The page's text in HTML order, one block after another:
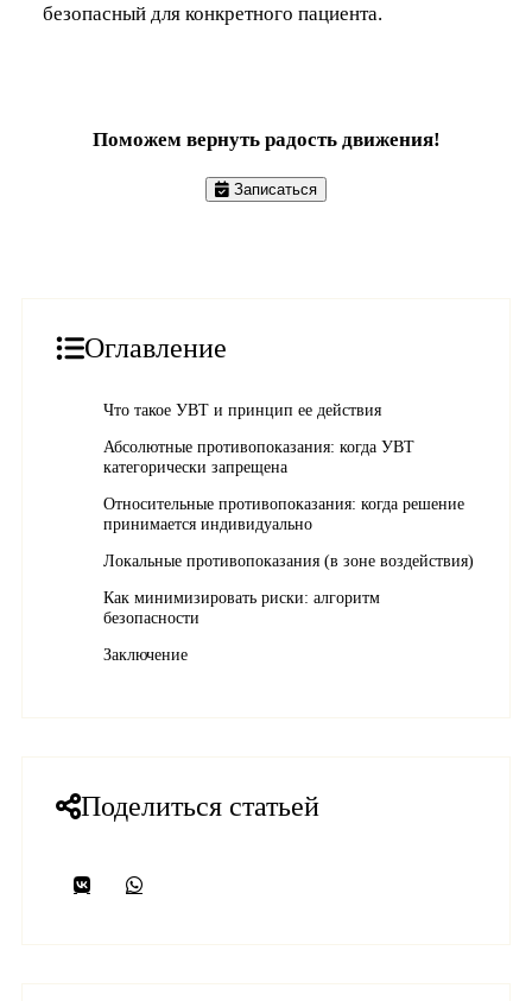
безопасный для конкретного пациента.
Поможем вернуть радость движения!
Записаться
Оглавление
Что такое УВТ и принцип ее действия
Абсолютные противопоказания: когда УВТ
категорически запрещена
Относительные противопоказания: когда решение
принимается индивидуально
Локальные противопоказания (в зоне воздействия)
Как минимизировать риски: алгоритм
безопасности
Заключение
Поделиться статьей